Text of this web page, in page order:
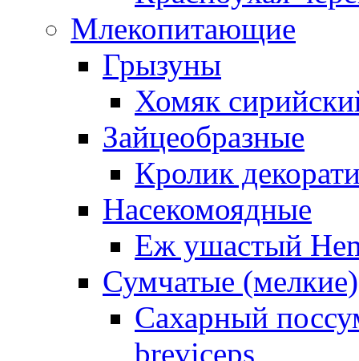
Млекопитающие
Грызуны
Хомяк
Зайцеобразные
Кролик
Насекомоядные
Еж ушастый
Сумчатые (мелкие)
Сахарный
breviceps